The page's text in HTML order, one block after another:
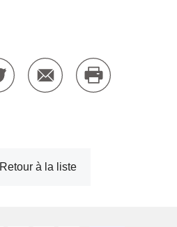
Retour à la liste